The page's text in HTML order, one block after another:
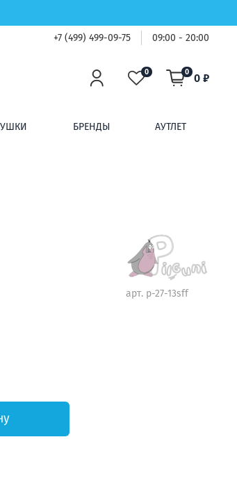
+7 (499) 499-09-75 09:00 - 20:00
0 0 0 ₽
БРЕНДЫ АУТЛЕТ
арт. p-27-13sff